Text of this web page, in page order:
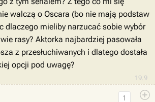
19.9
walczą o Oscara (bo nie mają podstaw
dlaczego mieliby narzucać sobie wybór
rasy? Aktorka najbardziej pasowała
z przesłuchiwanych i dlatego dostała
opcji pod uwagę?
1